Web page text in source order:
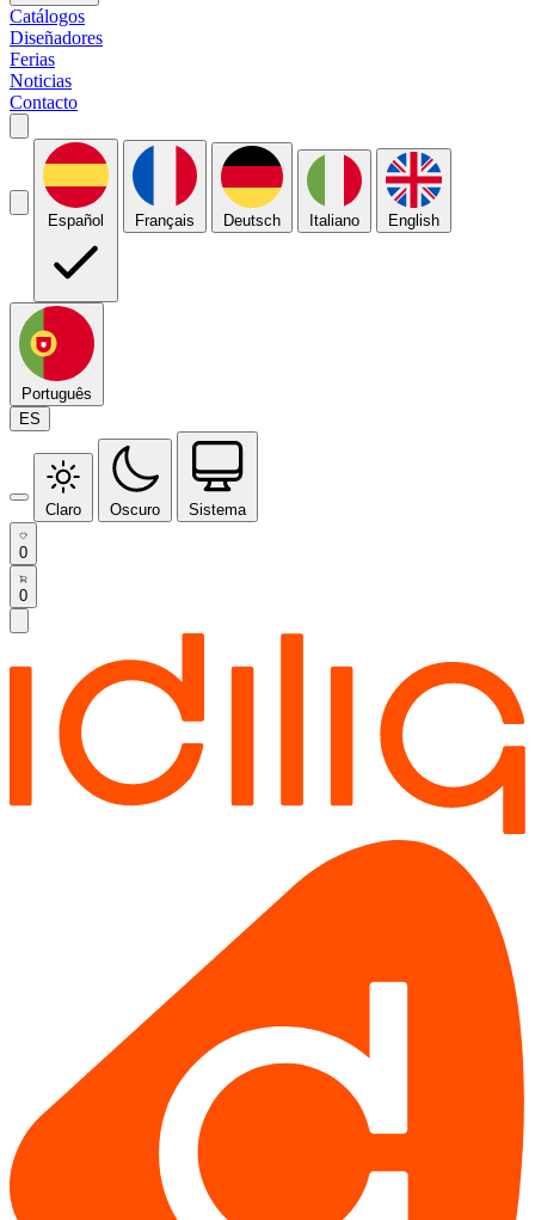
Catálogos
Diseñadores
Ferias
Noticias
Contacto
Español Français Deutsch Italiano English
Português
ES
Claro Oscuro Sistema
0
0